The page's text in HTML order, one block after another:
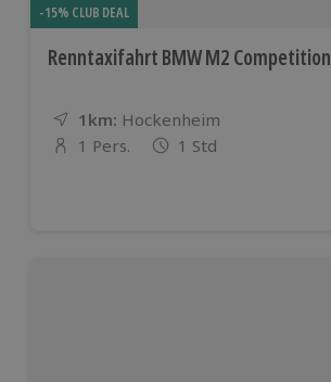
-15% CLUB DEAL
Renntaxifahrt BMW M2 Competition
1km: Entfernung
Standort
Hockenheim
Anzahl der Teilnehmer
1 Pers. 1 Std